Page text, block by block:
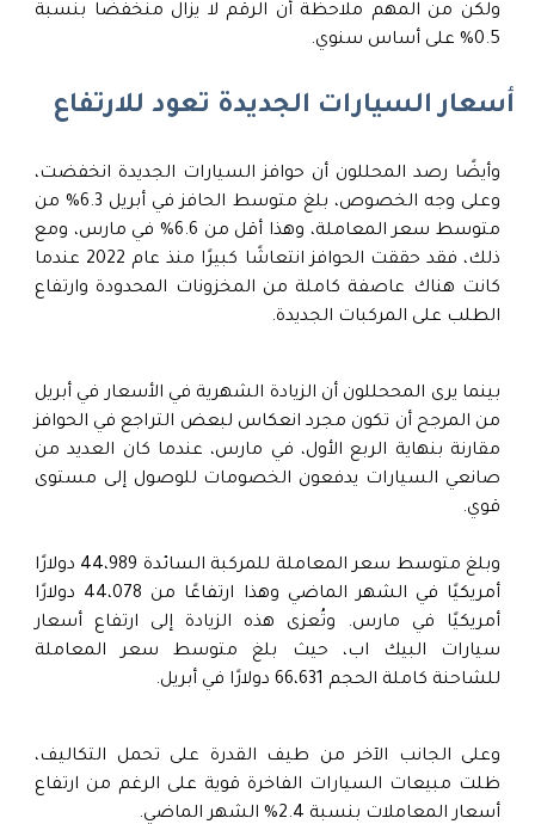
ولكن من المهم ملاحظة أن الرقم لا يزال منخفضًا بنسبة
0.5% على أساس سنوي.
أسعار السيارات الجديدة تعود للارتفاع
وأيضًا رصد المحللون أن حوافز السيارات الجديدة انخفضت،
وعلى وجه الخصوص، بلغ متوسط ​​الحافز في أبريل 6.3% من
متوسط ​​سعر المعاملة، وهذا أقل من 6.6% في مارس، ومع
ذلك، فقد حققت الحوافز انتعاشًا كبيرًا منذ عام 2022 عندما
كانت هناك عاصفة كاملة من المخزونات المحدودة وارتفاع
الطلب على المركبات الجديدة.
بينما يرى المححللون أن الزيادة الشهرية في الأسعار في أبريل
من المرجح أن تكون مجرد انعكاس لبعض التراجع في الحوافز
مقارنة بنهاية الربع الأول، في مارس، عندما كان العديد من
صانعي السيارات يدفعون الخصومات للوصول إلى مستوى
قوي.
وبلغ متوسط ​​سعر المعاملة للمركبة السائدة 44،989 دولارًا
أمريكيًا في الشهر الماضي وهذا ارتفاعًا من 44،078 دولارًا
أمريكيًا في مارس. وتُعزى هذه الزيادة إلى ارتفاع أسعار
سيارات البيك اب، حيث بلغ متوسط ​​سعر المعاملة
للشاحنة كاملة الحجم 66،631 دولارًا في أبريل.
وعلى الجانب الآخر من طيف القدرة على تحمل التكاليف،
ظلت مبيعات السيارات الفاخرة قوية على الرغم من ارتفاع
أسعار المعاملات بنسبة 2.4% الشهر الماضي.